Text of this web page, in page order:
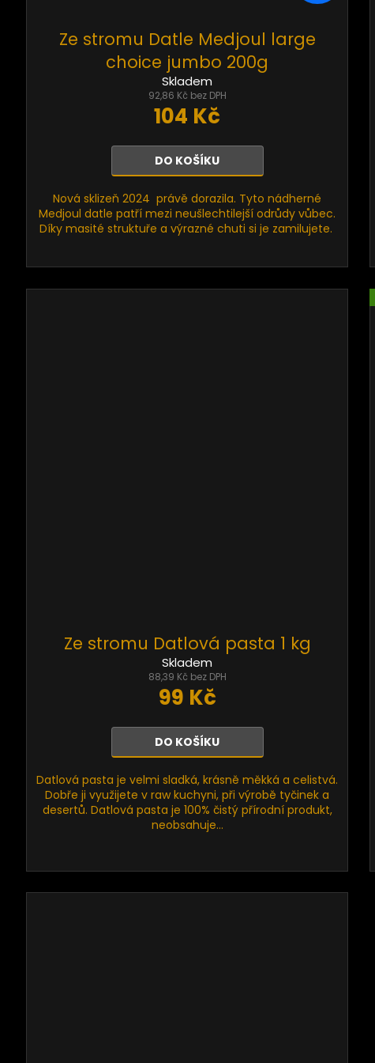
Ze stromu Datle Medjoul large
choice jumbo 200g
Skladem
92,86 Kč bez DPH
104 Kč
DO KOŠÍKU
Nová sklizeň 2024 právě dorazila. Tyto nádherné
Medjoul datle patří mezi neušlechtilejší odrůdy vůbec.
Díky masité struktuře a výrazné chuti si je zamilujete.
Ze stromu Datlová pasta 1 kg
Skladem
88,39 Kč bez DPH
99 Kč
DO KOŠÍKU
Datlová pasta je velmi sladká, krásně měkká a celistvá.
Dobře ji využijete v raw kuchyni, při výrobě tyčinek a
desertů. Datlová pasta je 100% čistý přírodní produkt,
neobsahuje...